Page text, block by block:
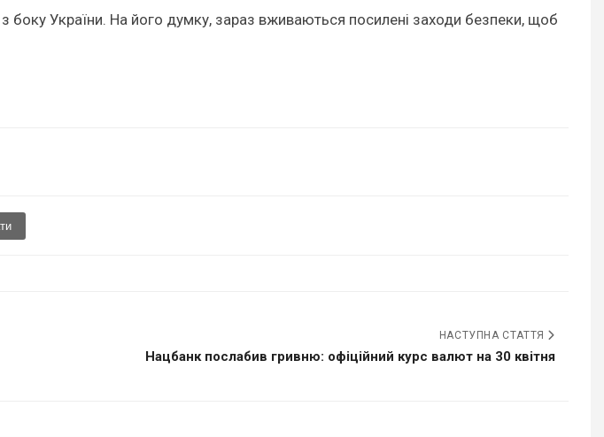
України. На його думку, зараз вживаються посилені заходи безпеки, щоб
НАСТУПНА СТАТТЯ
Нацбанк послабив гривню: офіційний курс валют на 30 квітня